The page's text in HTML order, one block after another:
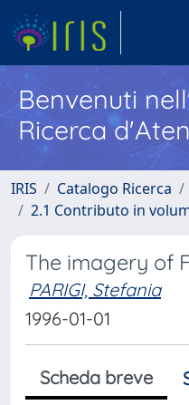
Benvenuti
Ricerca
IRIS Catalogo Ricerca
2.1 Contributo in
The imagery of
PARIGI, Stefania
1996-01-01
Scheda breve